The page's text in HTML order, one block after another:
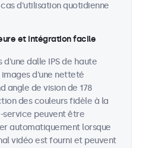
d'utilisation quotidienne
et intégration facile
d'une dalle IPS de haute
d'une netteté
angle de vision de 178
des couleurs fidèle à la
service peuvent être
automatiquement lorsque
vidéo est fourni et peuvent